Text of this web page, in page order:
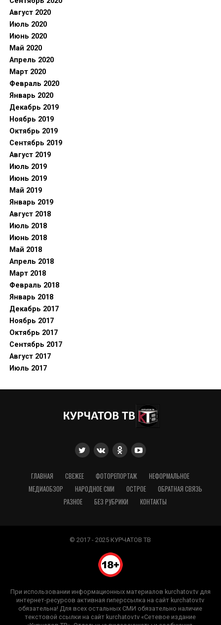
Август 2020
Июль 2020
Июнь 2020
Май 2020
Апрель 2020
Март 2020
Февраль 2020
Январь 2020
Декабрь 2019
Ноябрь 2019
Октябрь 2019
Сентябрь 2019
Август 2019
Июль 2019
Июнь 2019
Май 2019
Январь 2019
Август 2018
Июль 2018
Июнь 2018
Май 2018
Апрель 2018
Март 2018
Февраль 2018
Январь 2018
Декабрь 2017
Ноябрь 2017
Октябрь 2017
Сентябрь 2017
Август 2017
Июль 2017
ГЛАВНАЯ СВЕЖЕЕ ФОТОРЕПОРТАЖ
НЕФОРМАЛЬНОЕ
МЕДИАОБЗОР
НАРОДНОЕ СМИ ОСТРОЕ
ОБРАТНАЯ СВЯЗЬ
РАЗНОЕ
БЕЗ РУБРИКИ КОНТАКТЫ
© 2017 - 2025 КУРЧАТОВ ТВ
При использовании информационных материалов kurchatov.tv для
интернет-ресурсов активная гиперссылка на сайт kurchatov.tv
обязательна! Для всех остальных СМИ обязательно наличие
текстовой ссылки на сайт kurchatov.tv «Сетевое издание